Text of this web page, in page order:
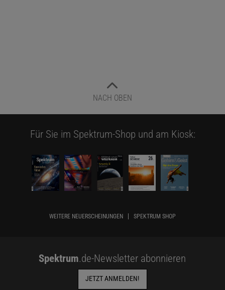
NACH OBEN
Für Sie im Spektrum-Shop und am Kiosk:
WEITERE NEUERSCHEINUNGEN SPEKTRUM SHOP
Spektrum.de-Newsletter abonnieren
JETZT ANMELDEN!